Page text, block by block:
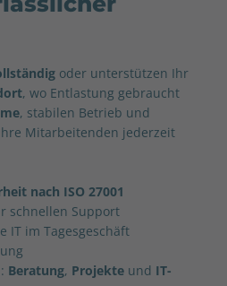
oder unterstützen Ihr
, wo Entlastung gebraucht
, stabilen Betrieb und
Mitarbeitenden jederzeit
nach ISO 27001
schnellen Support
IT im Tagesgeschäft
Beratung, Projekte und IT-